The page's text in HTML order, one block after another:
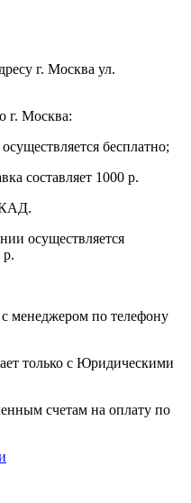
г. Москва ул.
г. Москва:
бесплатно;
составляет 1000 р.
осуществляется
р.
с менеджером по телефону
только с Юридическими
счетам на оплату по